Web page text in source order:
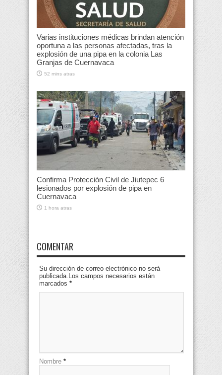
Varias instituciones médicas brindan atención
oportuna a las personas afectadas, tras la
explosión de una pipa en la colonia Las
Granjas de Cuernavaca
52 mins atras
Confirma Protección Civil de Jiutepec 6
lesionados por explosión de pipa en
Cuernavaca
1 hora atras
COMENTAR
Su dirección de correo electrónico no será
publicada.Los campos necesarios están
marcados *
Nombre *